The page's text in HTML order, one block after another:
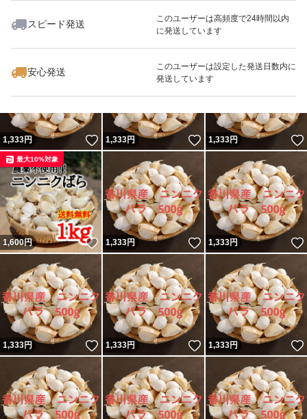
スピード発送
このユーザーは高頻度で24時間以内
に発送しています
安心発送
このユーザーは設定した発送日数内に
発送しています
いいね！
1,333
1,333円 いいね！
1,333円 いいね！
1,333円
1,600円 いいね！
最大10%対象
1,333円 いいね！
1,333円
1,333円 いいね！
1,333円 いいね！
1,333円